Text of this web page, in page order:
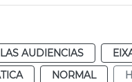
AUDIENCIAS
NORMAL